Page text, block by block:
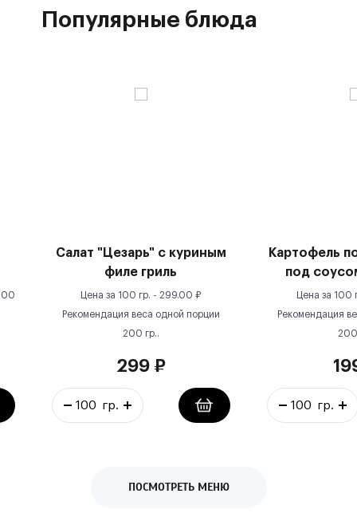
Популярные блюда
Салат "Цезарь" с куриным
филе гриль
Цена за 100 гр. - 299.00 ₽
Рекомендация веса одной порции
200 гр..
299₽
Картофель
под
Цена за 100
Рекомендация
200
ПОСМОТРЕТЬ МЕНЮ